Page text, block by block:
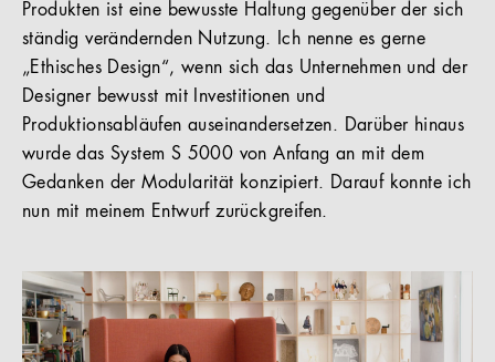
Produkten ist eine bewusste Haltung gegenüber der sich
ständig verändernden Nutzung. Ich nenne es gerne
„Ethisches Design“, wenn sich das Unternehmen und der
Designer bewusst mit Investitionen und
Produktionsabläufen auseinandersetzen. Darüber hinaus
wurde das System S 5000 von Anfang an mit dem
Gedanken der Modularität konzipiert. Darauf konnte ich
nun mit meinem Entwurf zurückgreifen.